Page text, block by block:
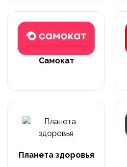
Самокат
Планета здоровья